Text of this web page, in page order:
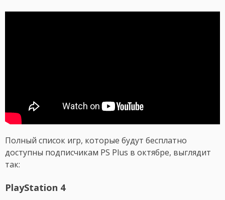
Полный список игр, которые будут бесплатно
доступны подписчикам PS Plus в октябре, выглядит
так:
PlayStation 4